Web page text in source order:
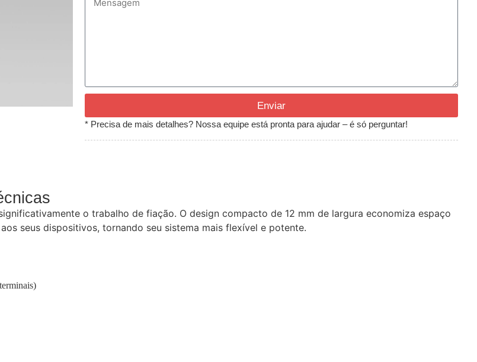
Enviar
* Precisa de mais detalhes? Nossa equipe está pronta para ajudar – é só perguntar!
o trabalho de fiação. O design compacto de 12 mm de largura economiza espaço
seus dispositivos, tornando seu sistema mais flexível e potente.